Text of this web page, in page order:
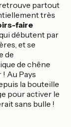
partout
très
faire
débutent par
et se
de
de chêne
! Au Pays
la bouteille
pour activer le
sans bulle !